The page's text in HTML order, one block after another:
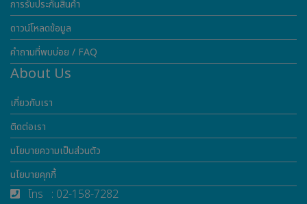
การรับประกันสินค้า
ดาวน์โหลดข้อมูล
คำถามที่พบบ่อย / FAQ
About Us
เกี่ยวกับเรา
ติดต่อเรา
นโยบายความเป็นส่วนตัว
นโยบายคุกกี้
โทร : 02-158-7282